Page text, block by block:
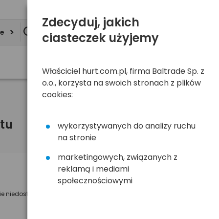
niedostępny
Powiadom mnie o dostępności
Zdecyduj, jakich
ciasteczek użyjemy
Właściciel hurt.com.pl, firma Baltrade Sp. z
o.o., korzysta na swoich stronach z plików
cookies:
wykorzystywanych do analizy ruchu
na stronie
marketingowych, związanych z
reklamą i mediami
społecznościowymi